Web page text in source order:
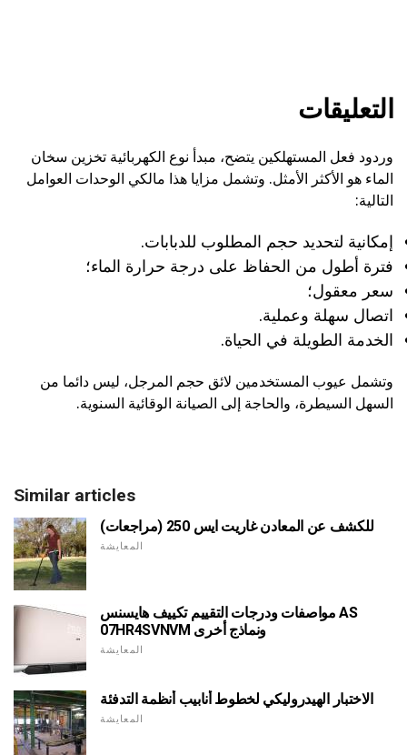
التعليقات
وردود فعل المستهلكين يتضح، مبدأ نوع الكهربائية تخزين سخان
الماء هو الأكثر الأمثل. وتشمل مزايا هذا مالكي الوحدات العوامل
التالية:
إمكانية لتحديد حجم المطلوب للدبابات.
فترة أطول من الحفاظ على درجة حرارة الماء؛
سعر معقول؛
اتصال سهلة وعملية.
الخدمة الطويلة في الحياة.
وتشمل عيوب المستخدمين لائق حجم المرجل، ليس دائما من
السهل السيطرة، والحاجة إلى الصيانة الوقائية السنوية.
Similar articles
للكشف عن المعادن غاريت ايس 250 (مراجعات)
المعايشة
مواصفات ودرجات التقييم تكييف هايسنس AS
07HR4SVNVM ونماذج أخرى
المعايشة
الاختبار الهيدروليكي لخطوط أنابيب أنظمة التدفئة
المعايشة